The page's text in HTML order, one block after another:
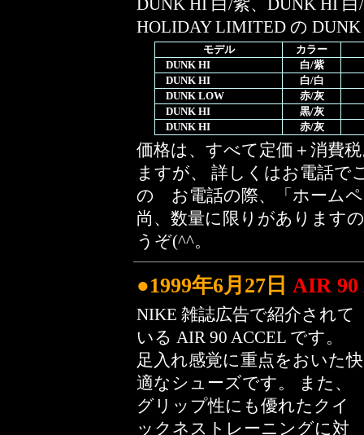
DUNK HI 白/紫、DUNK HI
HOLIDAY LIMITED の
モデル
カラー
DUNK HI
白/紫
DUNK HI
白/白
DUNK LOW
赤/灰
DUNK HI
黒/灰
DUNK HI
赤/灰
価格は、すべて定価＋消費
ますが、 詳しくはお電話で
の お電話の際、「ホーム
尚、数量に限りがあります
うぞ(^^。
●1999年6月27日 AIR
NIKE 雑誌広告で紹介されて
いる AIR 90 ACCEL です。
足入れ感覚に重点をおいた快
適なシューズです。 また、
グリップ性にも優れたクイ
ックネストレーニングに対